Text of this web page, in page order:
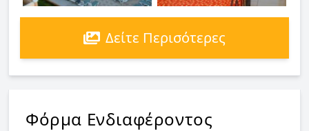
Δείτε Περισότερες
Φόρμα Ενδιαφέροντος